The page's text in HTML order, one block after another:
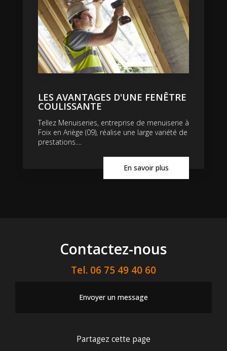
LES AVANTAGES D'UNE FENÊTRE
COULISSANTE
Tellez Menuiseries, entreprise de menuiserie à
Foix en Ariège (09), réalise une large variété de
prestations....
En savoir plus
Contactez-nous
Tel. 06 75 49 40 60
Envoyer un message
Partagez cette page